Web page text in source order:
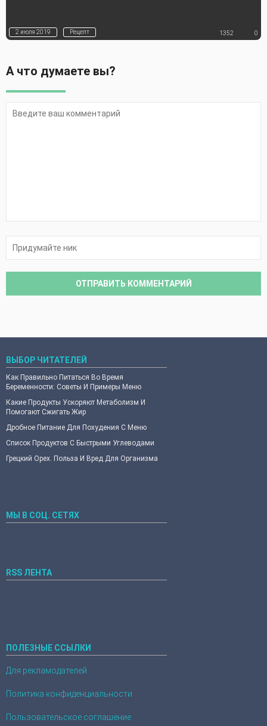
2 июля 2019 Рецепт 1352 0
А что думаете вы?
ВЫБОР ЧИТАТЕЛЕЙ
Как Правильно Питаться Во Время
Беременности: Советы И Примеры Меню
Какие Продукты Ускоряют Метаболизм И
Помогают Сжигать Жир
Дробное Питание Для Похудения С Меню
Список Продуктов С Быстрыми Углеводами
Грецкий Орех. Польза И Вред Для Организма
ПОЛЕЗНЫЕ ССЫЛКИ
Для рекламодателей
Политика конфиденциальности
Пользовательское соглашение
МЫ В СОЦ. СЕТЯХ
RSS ЛЕНТА